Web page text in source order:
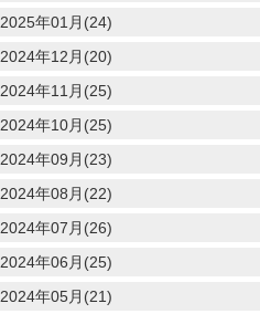
2025年01月(24)
2024年12月(20)
2024年11月(25)
2024年10月(25)
2024年09月(23)
2024年08月(22)
2024年07月(26)
2024年06月(25)
2024年05月(21)